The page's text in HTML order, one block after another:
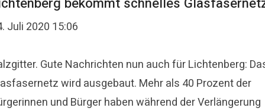
Juli 2020 15:06
Gute Nachrichten nun auch für Lichtenberg:
wird ausgebaut. Mehr als 40 Prozent der
und Bürger haben während der Verlängerung